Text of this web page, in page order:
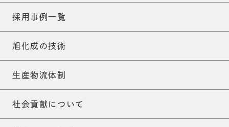
採用事例一覧
旭化成の技術
生産物流体制
社会貢献について